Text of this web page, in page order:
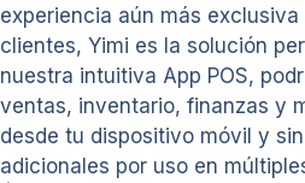
experiencia aún más
clientes, Yimi es la solución
nuestra intuitiva App POS,
ventas, inventario, finanzas y
desde tu dispositivo móvil y
adicionales por uso en